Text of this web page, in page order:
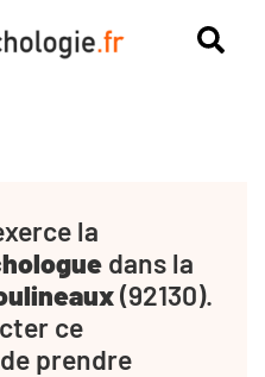
la
dans la
(92130).
ce
prendre